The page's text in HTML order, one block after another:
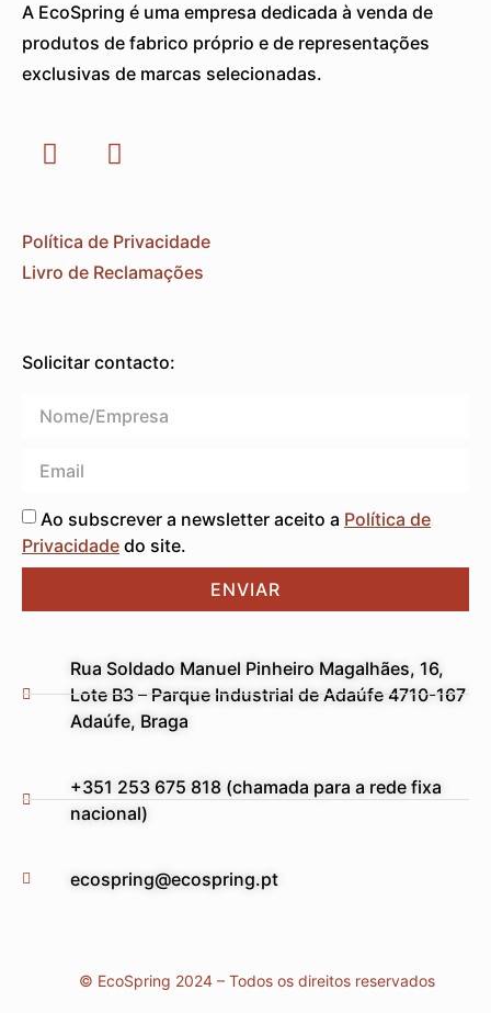
A EcoSpring é uma empresa dedicada à venda de
produtos de fabrico próprio e de representações
exclusivas de marcas selecionadas.
Política de Privacidade
Livro de Reclamações
Solicitar contacto:
Ao subscrever a newsletter aceito a Política de
Privacidade do site.
ENVIAR
Rua Soldado Manuel Pinheiro Magalhães, 16,
Lote B3 – Parque Industrial de Adaúfe 4710-167
Adaúfe, Braga
+351 253 675 818 (chamada para a rede fixa
nacional)
ecospring@ecospring.pt
© EcoSpring 2024 – Todos os direitos reservados